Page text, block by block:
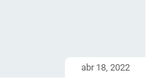
abr 18, 2022